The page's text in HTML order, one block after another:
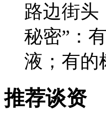
路边街头
秘密”：
液；有
推荐谈资